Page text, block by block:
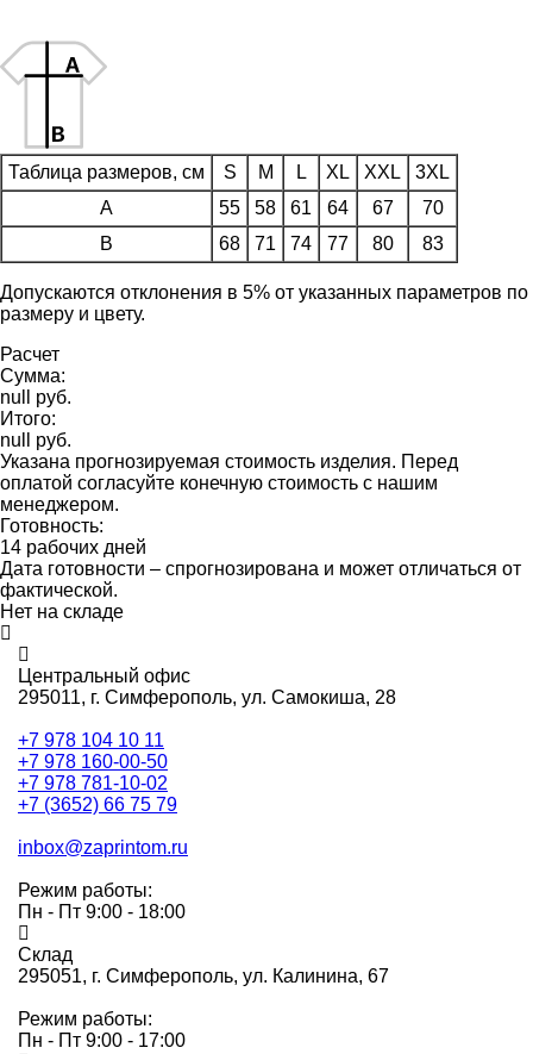
Таблица размеров, см S M L XL XXL
3XL
A
55 58 61 64 67
70
B
68 71 74 77 80 83
Допускаются отклонения в 5% от указанных параметров по
размеру и цвету.
Расчет
Сумма:
null руб.
Итого:
null руб.
Указана прогнозируемая стоимость изделия. Перед
оплатой согласуйте конечную стоимость с нашим
менеджером.
Готовность:
14 рабочих дней
Дата готовности – спрогнозирована и может отличаться от
фактической.
Нет на складе
Центральный офис
295011, г. Симферополь, ул. Самокиша, 28
+7 978 104 10 11
+7 978 160-00-50
+7 978 781-10-02
+7 (3652) 66 75 79
inbox@zaprintom.ru
Режим работы:
Пн - Пт 9:00 - 18:00
Склад
295051, г. Симферополь, ул. Калинина, 67
Режим работы:
Пн - Пт 9:00 - 17:00